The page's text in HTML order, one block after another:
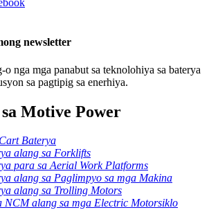
newsletter
o nga mga panabut sa teknolohiya sa baterya
sa pagtipig sa enerhiya.
Motive Power
Baterya
alang sa Forklifts
para sa Aerial Work Platforms
alang sa Paglimpyo sa mga Makina
alang sa Trolling Motors
NCM alang sa mga Electric Motorsiklo